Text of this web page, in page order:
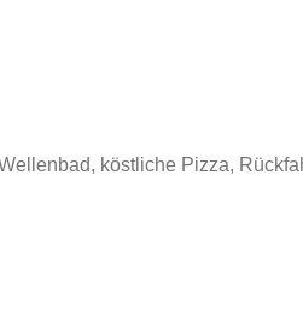
köstliche Pizza,